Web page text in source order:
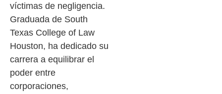
víctimas de negligencia.
Graduada de South
Texas College of Law
Houston, ha dedicado su
carrera a equilibrar el
poder entre
corporaciones,